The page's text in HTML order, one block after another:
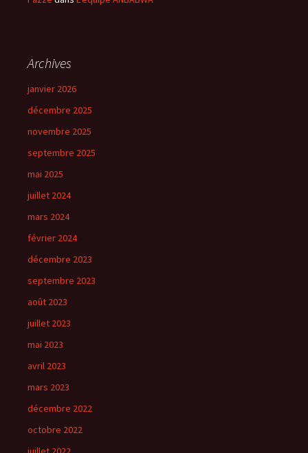
Archives
janvier 2026
décembre 2025
novembre 2025
septembre 2025
mai 2025
juillet 2024
mars 2024
février 2024
décembre 2023
septembre 2023
août 2023
juillet 2023
mai 2023
avril 2023
mars 2023
décembre 2022
octobre 2022